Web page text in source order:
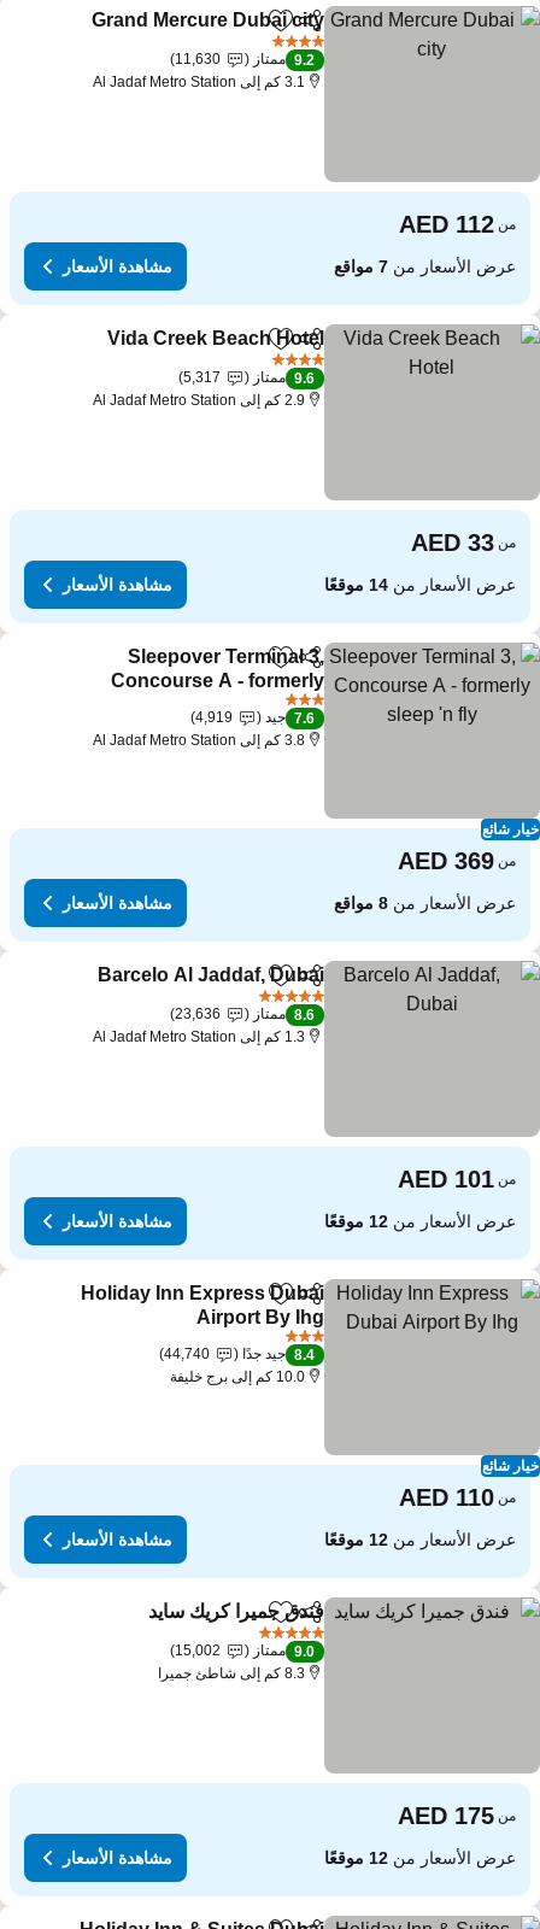
مشاركةAdd to favorites
Grand Mercure Dubai city
9.2 ممتاز
11,630
3.1 كم إلى Al Jadaf Metro Station
من
عرض الأسعار من7 مواقع مشاهدة الأسعار
مشاركةAdd to favorites
Vida Creek Beach Hotel
9.6 ممتاز
5,317
2.9 كم إلى Al Jadaf Metro Station
من
عرض الأسعار من14 موقعًا مشاهدة الأسعار
شائع
مشاركةAdd to favorites
Sleepover Terminal 3,
Concourse A - formerly
sleep 'n fly
7.6 جيد
4,919
3.8 كم إلى Al Jadaf Metro Station
من
عرض الأسعار من8 مواقع مشاهدة الأسعار
مشاركةAdd to favorites
Barcelo Al Jaddaf, Dubai
8.6 ممتاز
23,636
1.3 كم إلى Al Jadaf Metro Station
من
عرض الأسعار من12 موقعًا مشاهدة الأسعار
شائع
مشاركةAdd to favorites
Holiday Inn Express Dubai
Airport By Ihg
8.4 جيد جدًا
44,740
10.0 كم إلى برج خليفة
من
عرض الأسعار من12 موقعًا مشاهدة الأسعار
مشاركةAdd to favorites
فندق جميرا كريك سايد
9.0 ممتاز
15,002
8.3 كم إلى شاطئ جميرا
من
عرض الأسعار من12 موقعًا مشاهدة الأسعار